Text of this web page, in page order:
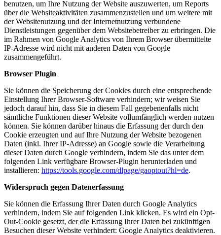
benutzen, um Ihre Nutzung der Website auszuwerten, um Reports
über die Websiteaktivitäten zusammenzustellen und um weitere mit
der Websitenutzung und der Internetnutzung verbundene
Dienstleistungen gegenüber dem Websitebetreiber zu erbringen. Die
im Rahmen von Google Analytics von Ihrem Browser übermittelte
IP-Adresse wird nicht mit anderen Daten von Google
zusammengeführt.
Browser Plugin
Sie können die Speicherung der Cookies durch eine entsprechende
Einstellung Ihrer Browser-Software verhindern; wir weisen Sie
jedoch darauf hin, dass Sie in diesem Fall gegebenenfalls nicht
sämtliche Funktionen dieser Website vollumfänglich werden nutzen
können. Sie können darüber hinaus die Erfassung der durch den
Cookie erzeugten und auf Ihre Nutzung der Website bezogenen
Daten (inkl. Ihrer IP-Adresse) an Google sowie die Verarbeitung
dieser Daten durch Google verhindern, indem Sie das unter dem
folgenden Link verfügbare Browser-Plugin herunterladen und
installieren: https://tools.google.com/dlpage/gaoptout?hl=de.
Widerspruch gegen Datenerfassung
Sie können die Erfassung Ihrer Daten durch Google Analytics
verhindern, indem Sie auf folgenden Link klicken. Es wird ein Opt-
Out-Cookie gesetzt, der die Erfassung Ihrer Daten bei zukünftigen
Besuchen dieser Website verhindert: Google Analytics deaktivieren.